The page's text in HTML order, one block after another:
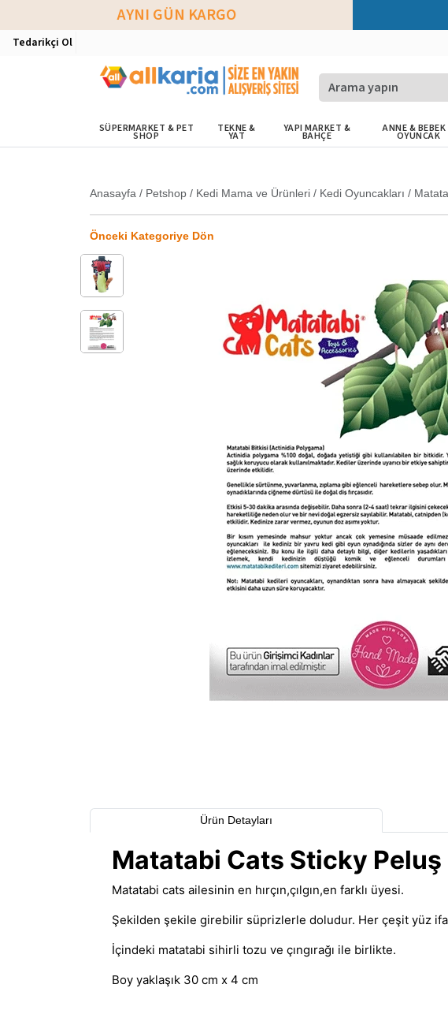
AYNI GÜN KARGO
Tedarikçi Ol
SÜPERMARKET & PET
SHOP
TEKNE &
YAT
YAPI MARKET &
BAHÇE
ANNE &
OYUNCAK
Anasayfa / Petshop / Kedi Mama ve Ürünleri / Kedi Oyuncakları /
Önceki Kategoriye Dön
Ürün Detayları
Matatabi Cats Sticky Peluş
Matatabi cats ailesinin en hırçın,çılgın,en farklı üyesi.
Şekilden şekile girebilir süprizlerle doludur. Her çeşit yüz
İçindeki matatabi sihirli tozu ve çıngırağı ile birlikte.
Boy yaklaşık 30 cm x 4 cm